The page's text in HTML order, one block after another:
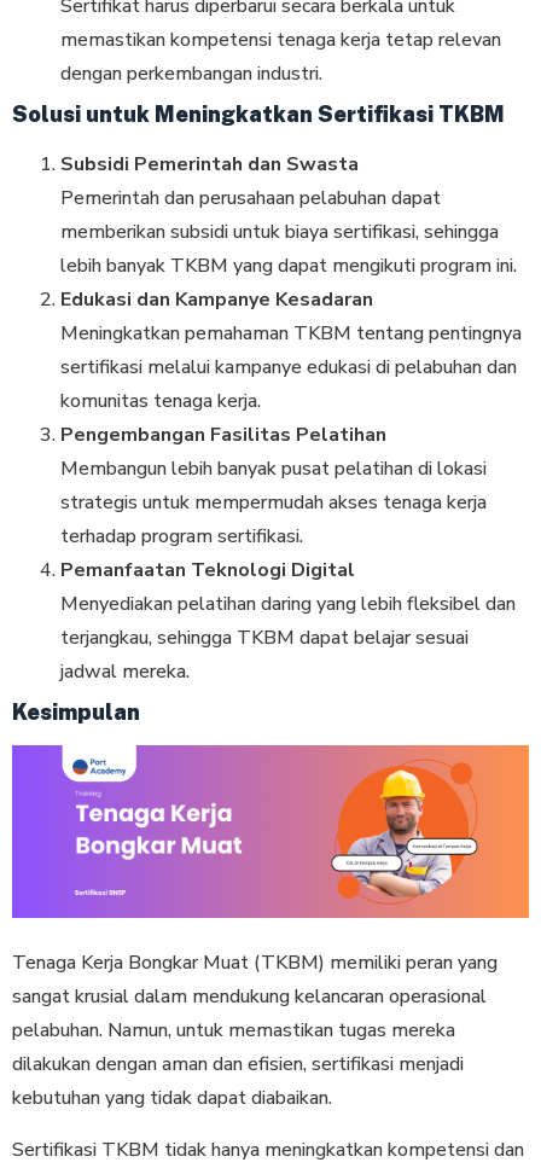
Sertifikat harus diperbarui secara berkala untuk
memastikan kompetensi tenaga kerja tetap relevan
dengan perkembangan industri.
Solusi untuk Meningkatkan Sertifikasi TKBM
Subsidi Pemerintah dan Swasta
Pemerintah dan perusahaan pelabuhan dapat
memberikan subsidi untuk biaya sertifikasi, sehingga
lebih banyak TKBM yang dapat mengikuti program ini.
Edukasi dan Kampanye Kesadaran
Meningkatkan pemahaman TKBM tentang pentingnya
sertifikasi melalui kampanye edukasi di pelabuhan dan
komunitas tenaga kerja.
Pengembangan Fasilitas Pelatihan
Membangun lebih banyak pusat pelatihan di lokasi
strategis untuk mempermudah akses tenaga kerja
terhadap program sertifikasi.
Pemanfaatan Teknologi Digital
Menyediakan pelatihan daring yang lebih fleksibel dan
terjangkau, sehingga TKBM dapat belajar sesuai
jadwal mereka.
Kesimpulan
Tenaga Kerja Bongkar Muat (TKBM) memiliki peran yang
sangat krusial dalam mendukung kelancaran operasional
pelabuhan. Namun, untuk memastikan tugas mereka
dilakukan dengan aman dan efisien, sertifikasi menjadi
kebutuhan yang tidak dapat diabaikan.
Sertifikasi TKBM tidak hanya meningkatkan kompetensi dan